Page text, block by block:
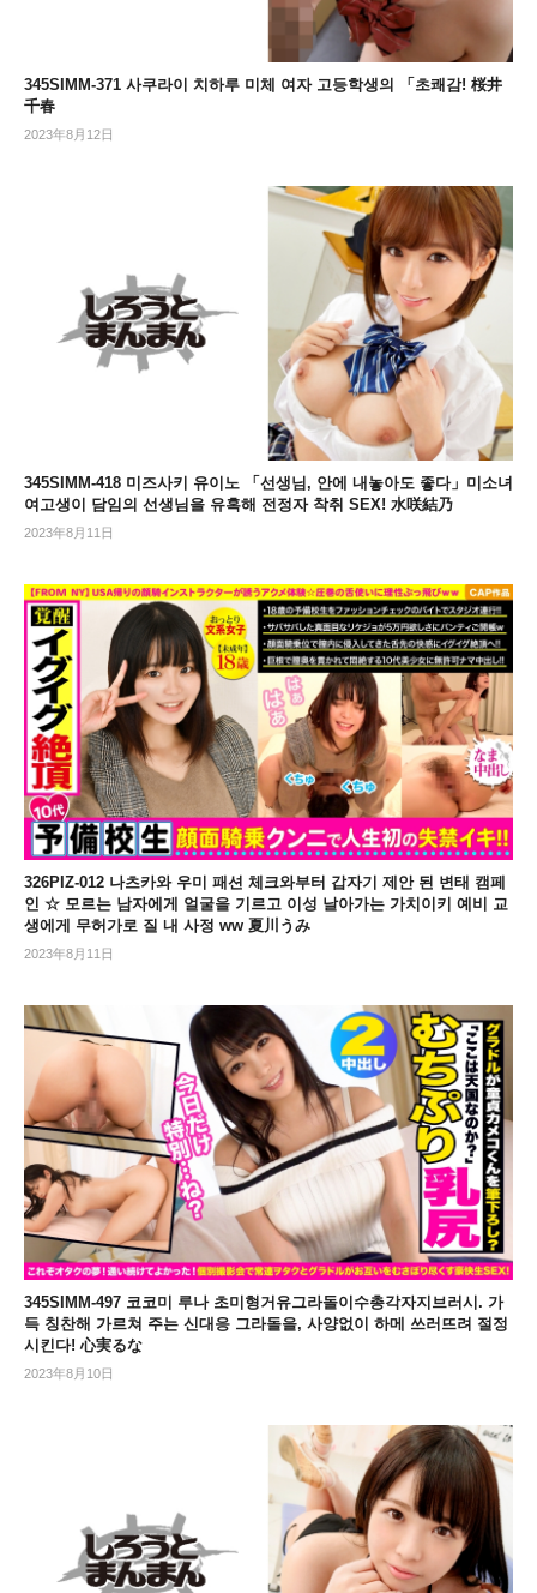
345SIMM-371 사쿠라이 치하루 미체 여자 고등학생의 「초쾌감! 桜井
千春
2023年8月12日
345SIMM-418 미즈사키 유이노 「선생님, 안에 내놓아도 좋다」미소녀
여고생이 담임의 선생님을 유혹해 전정자 착취 SEX! 水咲結乃
2023年8月11日
326PIZ-012 나츠카와 우미 패션 체크와부터 갑자기 제안 된 변태 캠페
인 ☆ 모르는 남자에게 얼굴을 기르고 이성 날아가는 가치이키 예비 교
생에게 무허가로 질 내 사정 ww 夏川うみ
2023年8月11日
345SIMM-497 코코미 루나 초미형거유그라돌이수총각자지브러시. 가
득 칭찬해 가르쳐 주는 신대응 그라돌을, 사양없이 하메 쓰러뜨려 절정
시킨다! 心実るな
2023年8月10日